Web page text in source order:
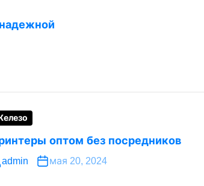
оптом без посредников
admin мая 20, 2024